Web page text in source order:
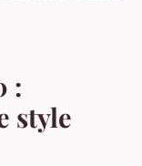
:
style